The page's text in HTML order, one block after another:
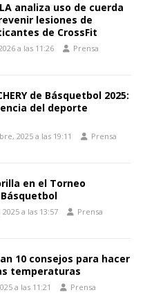
analiza uso de cuerda
lesiones de
de CrossFit
a las 11:26 Prensa
de Básquetbol 2025:
del deporte
2025 a las 19:11 Prensa
en el Torneo
a las 13:57 Prensa
10 consejos para hacer
temperaturas
a las 11:21 Prensa